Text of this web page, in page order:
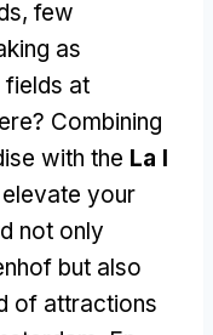
, few
as
fields at
? Combining
with the La I
your
not only
but also
of attractions